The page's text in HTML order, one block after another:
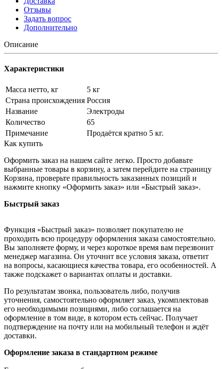
Отзывы
Задать вопрос
Дополнительно
Описание
Характеристики
Масса нетто, кг
5 кг
Страна происхождения Россия
Название
Электроды
Количество
65
Примечание
Продаётся кратно 5 кг.
Как купить
Оформить заказ на нашем сайте легко. Просто добавьте
выбранные товары в корзину, а затем перейдите на страницу
Корзина, проверьте правильность заказанных позиций и
нажмите кнопку «Оформить заказ» или «Быстрый заказ».
Быстрый заказ
Функция «Быстрый заказ» позволяет покупателю не
проходить всю процедуру оформления заказа самостоятельно.
Вы заполняете форму, и через короткое время вам перезвонит
менеджер магазина. Он уточнит все условия заказа, ответит
на вопросы, касающиеся качества товара, его особенностей. А
также подскажет о вариантах оплаты и доставки.
По результатам звонка, пользователь либо, получив
уточнения, самостоятельно оформляет заказ, укомплектовав
его необходимыми позициями, либо соглашается на
оформление в том виде, в котором есть сейчас. Получает
подтверждение на почту или на мобильный телефон и ждёт
доставки.
Оформление заказа в стандартном режиме